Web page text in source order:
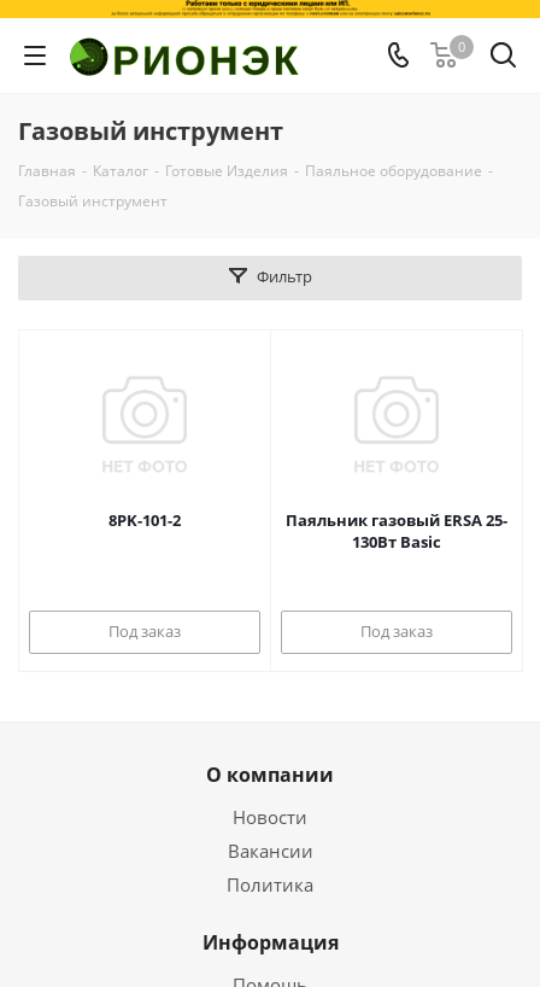
0
Газовый инструмент
Главная - Каталог - Готовые Изделия - Паяльное оборудование -
Газовый инструмент
Фильтр
8PK-101-2
Под заказ
Паяльник газовый ERSA 25-
130Вт Basic
Под заказ
О компании
Новости
Вакансии
Политика
Информация